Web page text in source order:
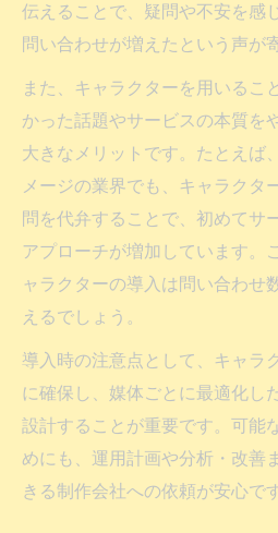
伝えることで、疑問や不安を感
問い合わせが増えたという声が
また、キャラクターを用いるこ
かった話題やサービスの本質を
大きなメリットです。たとえば
メージの業界でも、キャラクタ
問を代弁することで、初めてサ
アプローチが増加しています。
ャラクターの導入は問い合わせ
えるでしょう。
導入時の注意点として、キャラ
に確保し、媒体ごとに最適化し
設計することが重要です。可能
めにも、運用計画や分析・改善
きる制作会社への依頼が安心で